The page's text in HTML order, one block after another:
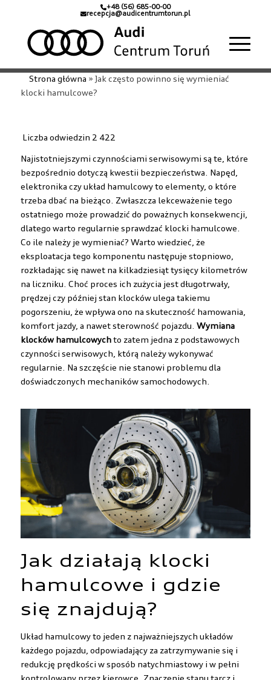
+48 (56) 685-00-00
recepcja@audicentrumtorun.pl
Strona główna » Jak często powinno się wymieniać
klocki hamulcowe?
Liczba odwiedzin 2 422
Najistotniejszymi czynnościami serwisowymi są te, które
bezpośrednio dotyczą kwestii bezpieczeństwa. Napęd,
elektronika czy układ hamulcowy to elementy, o które
trzeba dbać na bieżąco. Zwłaszcza lekceważenie tego
ostatniego może prowadzić do poważnych konsekwencji,
dlatego warto regularnie sprawdzać klocki hamulcowe.
Co ile należy je wymieniać? Warto wiedzieć, że
eksploatacja tego komponentu następuje stopniowo,
rozkładając się nawet na kilkadziesiąt tysięcy kilometrów
na liczniku. Choć proces ich zużycia jest długotrwały,
prędzej czy później stan klocków ulega takiemu
pogorszeniu, że wpływa ono na skuteczność hamowania,
komfort jazdy, a nawet sterowność pojazdu. Wymiana
klocków hamulcowychto zatem jedna z podstawowych
czynności serwisowych, którą należy wykonywać
regularnie. Na szczęście nie stanowi problemu dla
doświadczonych mechaników samochodowych.
Jak działają klocki
hamulcowe i gdzie
się znajdują?
Układ hamulcowy to jeden z najważniejszych układów
każdego pojazdu, odpowiadający za zatrzymywanie się i
redukcję prędkości w sposób natychmiastowy i w pełni